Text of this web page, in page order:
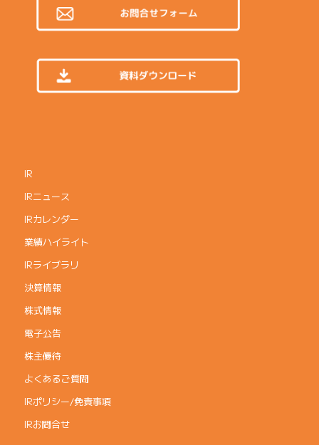
IR
IRニュース
IRカレンダー
業績ハイライト
IRライブラリ
決算情報
株式情報
電子公告
株主優待
よくあるご質問
IRポリシー/免責事項
IRお問合せ